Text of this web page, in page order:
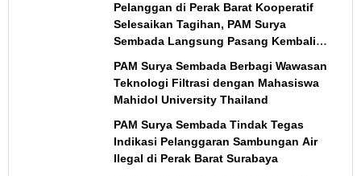
Pelanggan di Perak Barat Kooperatif
Selesaikan Tagihan, PAM Surya
Sembada Langsung Pasang Kembali
PAM Surya Sembada Berbagi Wawasan
Teknologi Filtrasi dengan Mahasiswa
Mahidol University Thailand
PAM Surya Sembada Tindak Tegas
Indikasi Pelanggaran Sambungan Air
Ilegal di Perak Barat Surabaya